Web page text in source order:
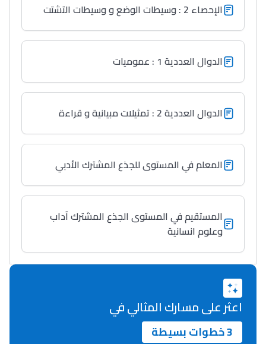
الإحصاء 2 : وسيطات الوضع و وسيطات التشتت
الدوال العددية 1 : عموميات
الدوال العددية 2 : تمثيلات مبيانية و قراءة
المعلم في المستوى للجذع المشترك الأدبي
المستقيم في المستوى الجذع المشترك آداب
وعلوم انسانية
اعثر على مسارك المثالي في
3 خطوات بسيطة